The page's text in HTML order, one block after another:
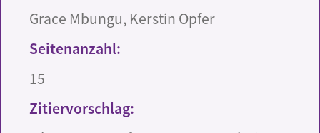
Grace Mbungu, Kerstin Opfer
Seitenanzahl:
15
Zitiervorschlag: